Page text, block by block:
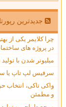
جدیدترین
چرا کلایمر یکی از
در پروژه های
میلیونر شدن با تولید
سرفیس لپ تاپ یا
واکی تاکی، انتخاب
و مطمئن